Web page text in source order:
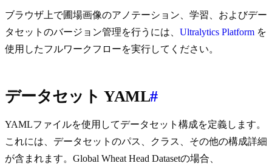
ブラウザ上で圃場画像のアノテーション、学習、およびデー
タセットのバージョン管理を行うには、 Ultralytics Platform を
使用したフルワークフローを実行してください。
データセット YAML#
YAMLファイルを使用してデータセット構成を定義します。
これには、データセットのパス、クラス、その他の構成詳細
が含まれます。Global Wheat Head Datasetの場合、